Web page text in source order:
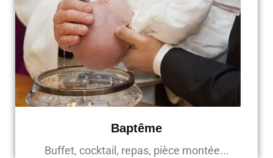
Baptême
Buffet, cocktail, repas, pièce montée...